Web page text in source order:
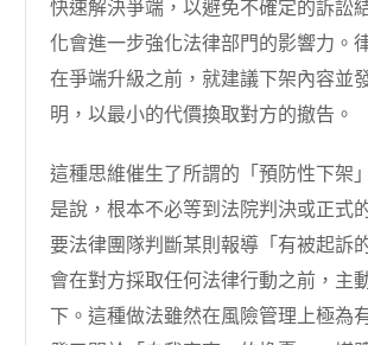
快速解決爭端，以避免不確定的訴訟
化會進一步強化法律部門的影響力。
在爭端升級之前，就建議下架內容並
明，以最小的代價換取對方的撤告。
這種思維催生了所謂的「預防性下架
是說，根本不必等到法院判決或正式
要法律團隊判斷某則報導「有被起訴
會在對方採取任何法律行動之前，主
下。這種做法雖然在風險管理上極為